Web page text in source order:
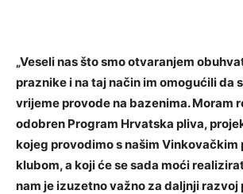
„Veseli nas što smo otvaranjem
praznike i na taj način im omogućili da
vrijeme provode na bazenima. Moram
odobren Program Hrvatska pliva,
kojeg provodimo s našim Vinkovačkim
klubom, a koji će se sada moći
nam je izuzetno važno za daljnji razvoj